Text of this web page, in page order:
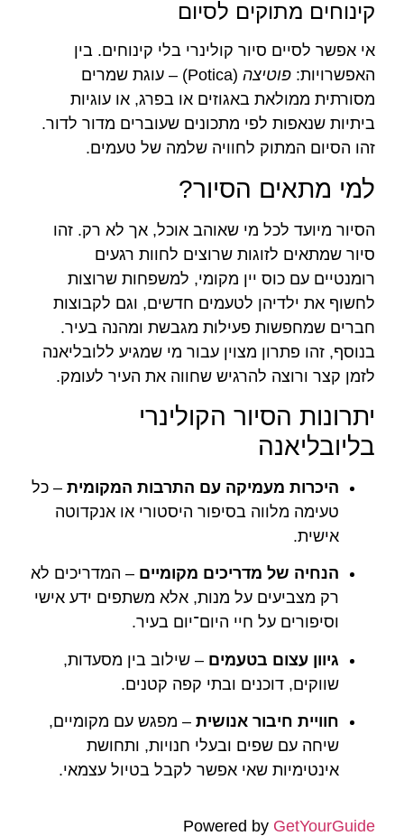
קינוחים מתוקים לסיום
אי אפשר לסיים סיור קולינרי בלי קינוחים. בין
האפשרויות:פוטיצה
(Potica) – עוגת שמרים
מסורתית ממולאת באגוזים או בפרג, או עוגיות
ביתיות שנאפות לפי מתכונים שעוברים מדור לדור.
זהו הסיום המתוק לחוויה שלמה של טעמים.
למי מתאים הסיור?
הסיור מיועד לכל מי שאוהב אוכל, אך לא רק. זהו
סיור שמתאים לזוגות שרוצים לחוות רגעים
רומנטיים עם כוס יין מקומי, למשפחות שרוצות
לחשוף את ילדיהן לטעמים חדשים, וגם לקבוצות
חברים שמחפשות פעילות מגבשת ומהנה בעיר.
בנוסף, זהו פתרון מצוין עבור מי שמגיע ללובליאנה
לזמן קצר ורוצה להרגיש שחווה את העיר לעומק.
יתרונות הסיור הקולינרי
בליובליאנה
היכרות מעמיקה עם התרבות המקומית – כל
טעימה מלווה בסיפור היסטורי או אנקדוטה
אישית.
הנחיה של מדריכים מקומיים – המדריכים לא
רק מצביעים על מנות, אלא משתפים ידע אישי
וסיפורים על חיי היום־יום בעיר.
גיוון עצום בטעמים – שילוב בין מסעדות,
שווקים, דוכנים ובתי קפה קטנים.
חוויית חיבור אנושית – מפגש עם מקומיים,
שיחה עם שפים ובעלי חנויות, ותחושת
אינטימיות שאי אפשר לקבל בטיול עצמאי.
Powered by GetYourGuide